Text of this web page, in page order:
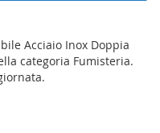
Acciaio Inox Doppia
categoria Fumisteria.